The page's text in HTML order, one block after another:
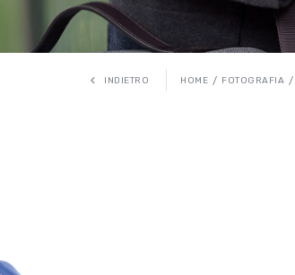
INDIETRO HOME FOTOGRAFIA